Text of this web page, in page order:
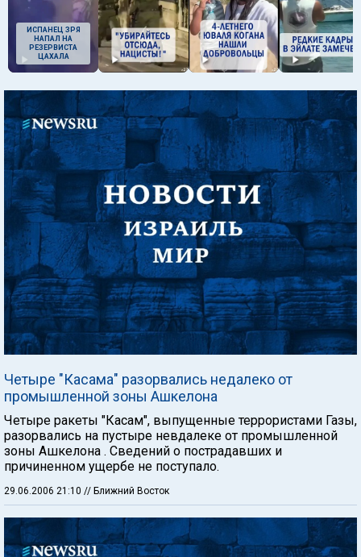
ИСПАНЕЦ ЗРЯ
НАПАЛ НА
РЕЗЕРВИСТА
ЦАХАЛА
Четыре "Касама" разорвались недалеко от
промышленной зоны Ашкелона
Четыре ракеты "Касам", выпущенные террористами Газы,
разорвались на пустыре невдалеке от промышленной
зоны Ашкелона . Сведений о пострадавших и
причиненном ущербе не поступало.
29.06.2006 21:10 // Ближний Восток